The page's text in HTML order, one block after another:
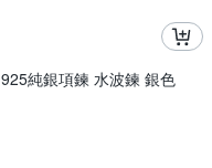
純銀項鍊 水波鍊 銀色